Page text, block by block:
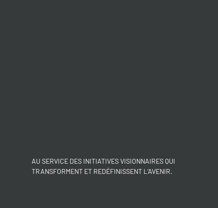
AU SERVICE DES INITIATIVES VISIONNAIRES QUI
TRANSFORMENT ET REDÉFINISSENT L’AVENIR.